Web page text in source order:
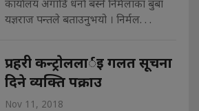
कार्यालय अगाडि धर्ना बस्ने निर्मलाका बुबा
यज्ञराज पन्तले बताउनुभयो । निर्मल. . .
प्रहरी कन्ट्राेललार्इ गलत सूचना
दिने व्यक्ति पक्राउ
Nov 11, 2018